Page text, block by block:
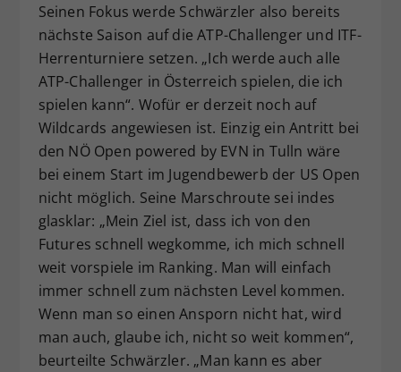
Seinen Fokus werde Schwärzler also bereits
nächste Saison auf die ATP-Challenger und ITF-
Herrenturniere setzen. „Ich werde auch alle
ATP-Challenger in Österreich spielen, die ich
spielen kann“. Wofür er derzeit noch auf
Wildcards angewiesen ist. Einzig ein Antritt bei
den NÖ Open powered by EVN in Tulln wäre
bei einem Start im Jugendbewerb der US Open
nicht möglich. Seine Marschroute sei indes
glasklar: „Mein Ziel ist, dass ich von den
Futures schnell wegkomme, ich mich schnell
weit vorspiele im Ranking. Man will einfach
immer schnell zum nächsten Level kommen.
Wenn man so einen Ansporn nicht hat, wird
man auch, glaube ich, nicht so weit kommen“,
beurteilte Schwärzler. „Man kann es aber